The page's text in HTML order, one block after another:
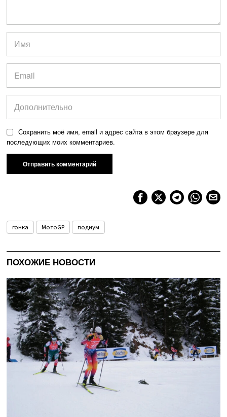
Сохранить моё имя, email и адрес сайта в этом браузере для
последующих моих комментариев.
гонка МотоGP подиум
ПОХОЖИЕ НОВОСТИ